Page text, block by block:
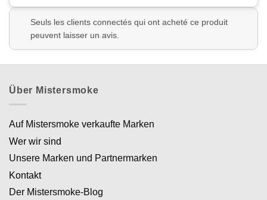
Seuls les clients connectés qui ont acheté ce produit
peuvent laisser un avis.
Über Mistersmoke
Auf Mistersmoke verkaufte Marken
Wer wir sind
Unsere Marken und Partnermarken
Kontakt
Der Mistersmoke-Blog